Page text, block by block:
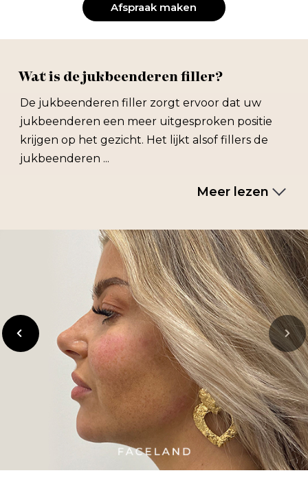
Afspraak maken
Wat is de jukbeenderen filler?
De jukbeenderen filler zorgt ervoor dat uw
jukbeenderen een meer uitgesproken positie
krijgen op het gezicht. Het lijkt alsof fillers de
jukbeenderen ...
Meer lezen